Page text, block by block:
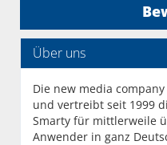
Über uns
Die new media
und vertreibt seit 1999
Smarty für mittlerweile
Anwender in ganz